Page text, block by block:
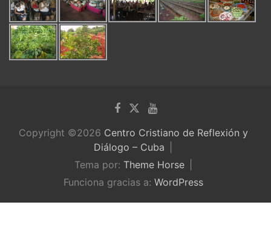
Copyright ©2026 Centro Cristiano de Reflexión y
Diálogo – Cuba
Tema por: Theme Horse
Funciona gracias a: WordPress